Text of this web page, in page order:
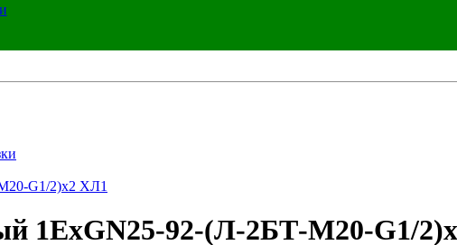
G1/2)х2 ХЛ1
1ExGN25-92-(Л-2БТ-М20-G1/